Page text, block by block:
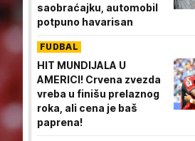
saobraćajku, automobil
potpuno havarisan
FUDBAL
HIT MUNDIJALA U
AMERICI! Crvena zvezda
vreba u finišu prelaznog
roka, ali cena je baš
paprena!